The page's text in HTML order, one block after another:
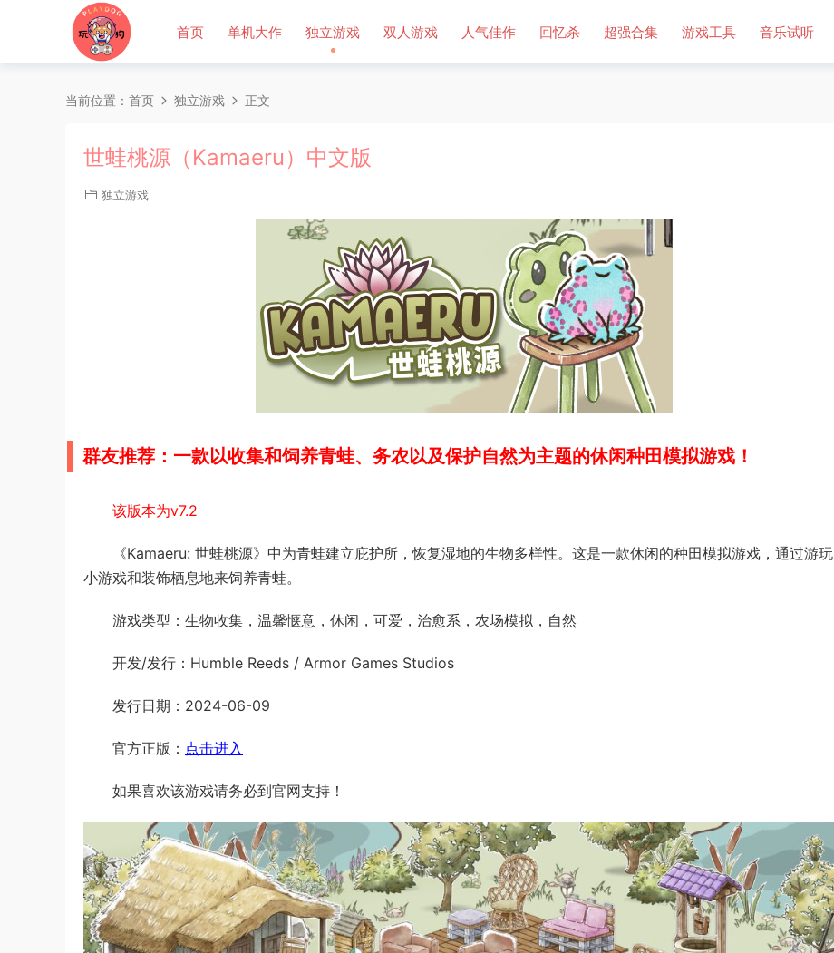
首页 单机大作 独立游戏 双人游戏 人气佳作 回忆杀 超强合集 游戏工具 音乐试听
当前位置： 首页 独立游戏 正文
世蛙桃源（Kamaeru）中文版
独立游戏
群友推荐：一款以收集和饲养青蛙、务农以及保护自然为主题的休闲种田模拟游戏！
该版本为v7.2
《Kamaeru: 世蛙桃源》中为青蛙建立庇护所，恢复湿地的生物多样性。这是一款休闲的种田模拟游戏，通过游玩
小游戏和装饰栖息地来饲养青蛙。
游戏类型：生物收集，温馨惬意，休闲，可爱，治愈系，农场模拟，自然
开发/发行：Humble Reeds / Armor Games Studios
发行日期：2024-06-09
官方正版： 点击进入
如果喜欢该游戏请务必到官网支持！